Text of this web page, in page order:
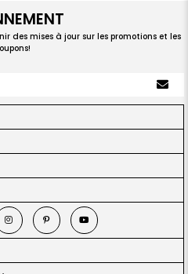
des mises à jour sur les promotions et les